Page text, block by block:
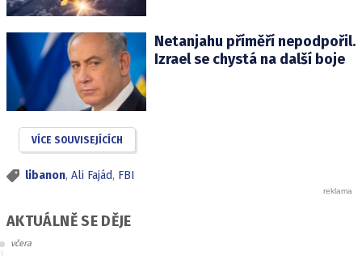
Netanjahu příměří nepodpořil.
Izrael se chystá na další boje
VÍCE SOUVISEJÍCÍCH
libanon, Ali Fajád, FBI
AKTUÁLNĚ SE DĚJE
včera